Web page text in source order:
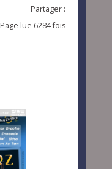
Partager :
Page lue 6284 fois